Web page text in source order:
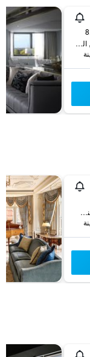
140 بارك لين، لندن،, لندن, المملكة المتحدة
350 شارع أكسفورد، وستمنستر، لندن، ، المملكة المتحدة, لندن, المملكة المتحدة